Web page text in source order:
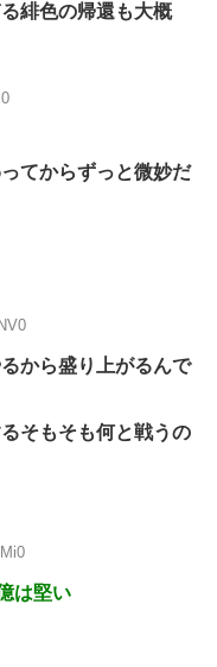
緋色の帰還も大概
てからずっと微妙だ
から盛り上がるんで
そもそも何と戦うの
は堅い